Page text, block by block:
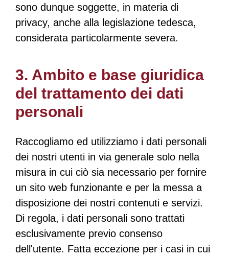
sono dunque soggette, in materia di
privacy, anche alla legislazione tedesca,
considerata particolarmente severa.
3. Ambito e base giuridica
del trattamento dei dati
personali
Raccogliamo ed utilizziamo i dati personali
dei nostri utenti in via generale solo nella
misura in cui ciò sia necessario per fornire
un sito web funzionante e per la messa a
disposizione dei nostri contenuti e servizi.
Di regola, i dati personali sono trattati
esclusivamente previo consenso
dell'utente. Fatta eccezione per i casi in cui